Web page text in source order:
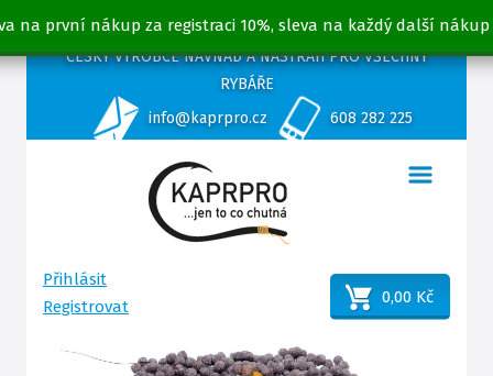
na první nákup za registraci 10%, sleva na každý další nákup
ČESKÝ VÝROBCE NÁVNAD A NÁSTRAH PRO VŠECHNY
RYBÁŘE
info@kaprpro.cz
608 282 225
Přihlásit
Registrovat
0,00 Kč